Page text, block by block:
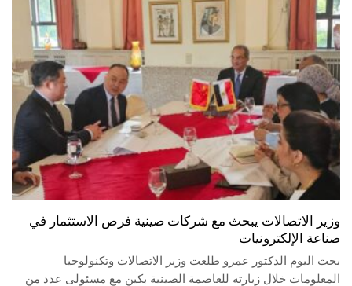
وزير الاتصالات يبحث مع شركات صينية فرص الاستثمار في
صناعة الإلكترونيات
بحث اليوم الدكتور عمرو طلعت وزير الاتصالات وتكنولوجيا
المعلومات خلال زيارته للعاصمة الصينية بكين مع مسئولى عدد من